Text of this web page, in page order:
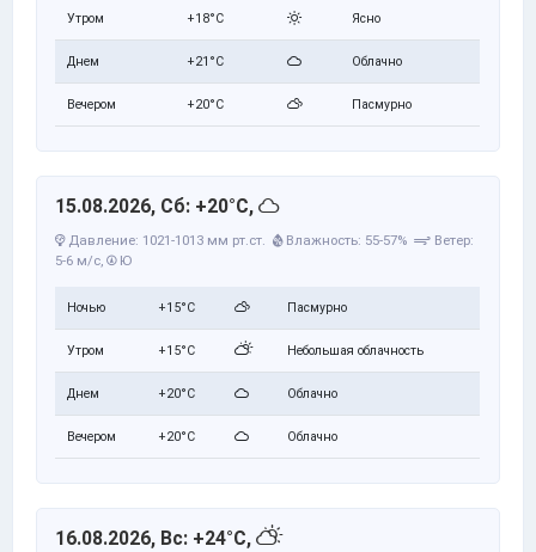
Утром +18°C Ясно
Днем +21°C Облачно
Вечером +20°C Пасмурно
15.08.2026, Сб: +20°C,
Давление: 1021-1013 мм рт.ст. Влажность: 55-57%
Ветер:
5-6 м/с, Ю
Ночью +15°C Пасмурно
Утром +15°C Небольшая облачность
Днем +20°C Облачно
Вечером +20°C Облачно
16.08.2026, Вс: +24°C,